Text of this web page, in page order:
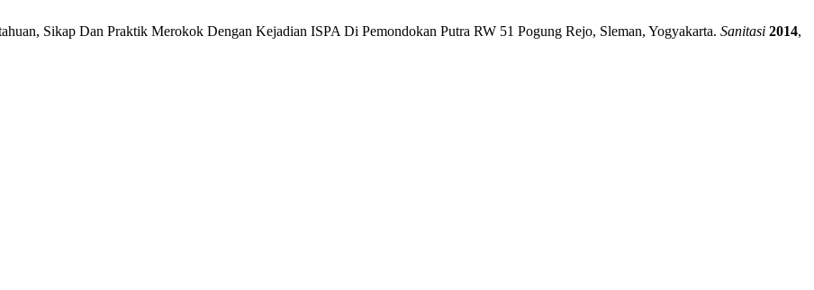
Sikap Dan Praktik Merokok Dengan Kejadian ISPA Di Pemondokan Putra RW 51 Pogung Rejo, Sleman, Yogyakarta. Sanitasi 2014,